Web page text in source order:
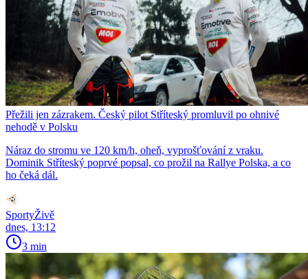
Přežili jen zázrakem. Český pilot Stříteský promluvil po ohnivé
nehodě v Polsku
Náraz do stromu ve 120 km/h, oheň, vyprošťování z vraku.
Dominik Stříteský poprvé popsal, co prožil na Rallye Polska, a co
ho čeká dál.
SportyŽivě
dnes, 13:12
3 min